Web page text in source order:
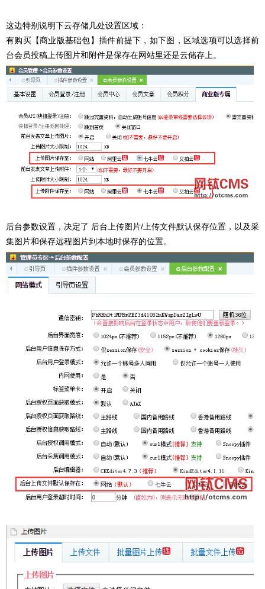
这边特别说明下云存储几处设置区域：
有购买【商业版基础包】插件前提下，如下图，区域选项可以选择前
台会员投稿上传图片和附件是保存在网站里还是云储存上。
后台参数设置，决定了 后台上传图片/上传文件默认保存位置，以及采
集图片和保存远程图片到本地时保存的位置。